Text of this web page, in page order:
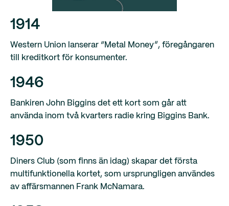
1914
Western Union lanserar “Metal Money”, föregångaren
till kreditkort för konsumenter.
1946
Bankiren John Biggins det ett kort som går att
använda inom två kvarters radie kring Biggins Bank.
1950
Diners Club (som finns än idag) skapar det första
multifunktionella kortet, som ursprungligen användes
av affärsmannen Frank McNamara.